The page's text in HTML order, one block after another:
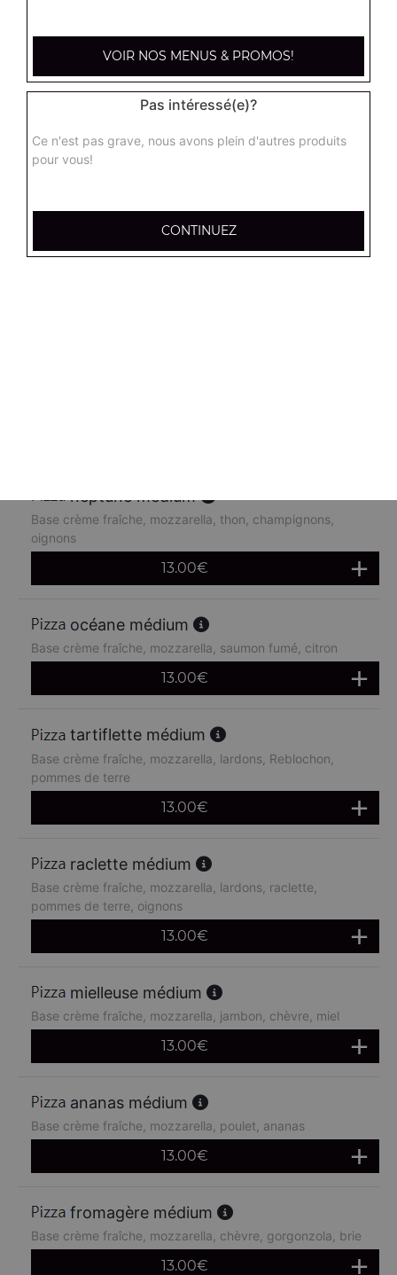
13.00€
Base sauce tomate, boeuf, jambon, poulet, merguez
supreme sucuk médium
Base sauce tomate, oignons, poivrons, champignons,
neptune médium
Base crème fraîche, mozzarella, thon, champignons,
oignons
13.00€
océane médium
Base crème fraîche, mozzarella, saumon fumé, citron
13.00€
tartiflette médium
Base crème fraîche, mozzarella, lardons, Reblochon,
pommes de terre
13.00€
raclette médium
Base crème fraîche, mozzarella, lardons, raclette,
pommes de terre, oignons
13.00€
mielleuse médium
Base crème fraîche, mozzarella, jambon, chèvre, miel
13.00€
ananas médium
Base crème fraîche, mozzarella, poulet, ananas
13.00€
fromagère médium
Base crème fraîche, mozzarella, chèvre, gorgonzola, brie
13.00€
VOIR NOS MENUS & PROMOS!
Pas intéressé(e)?
Ce n'est pas grave, nous avons plein d'autres produits
pour vous!
CONTINUEZ